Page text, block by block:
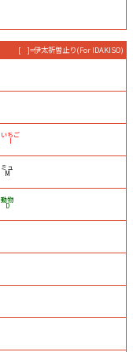
[ ]=伊太祈曽止り(For IDAKISO)
いちご
I
ミュ
M
動物
D